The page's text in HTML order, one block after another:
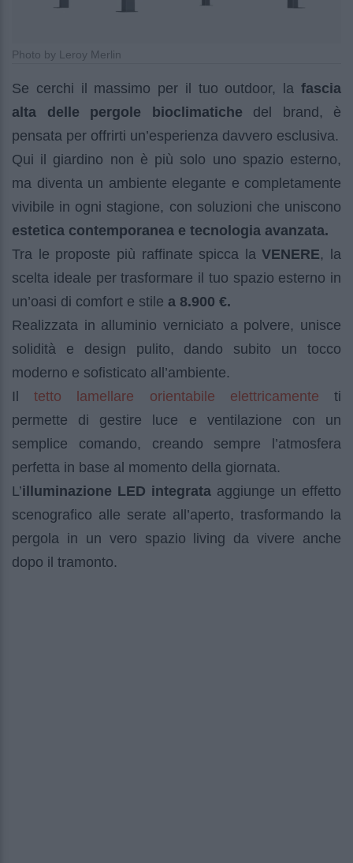
Photo by Leroy Merlin
Se cerchi il massimo per il tuo outdoor, la fascia
alta delle pergole bioclimatiche del brand, è
pensata per offrirti un’esperienza davvero esclusiva.
Qui il giardino non è più solo uno spazio esterno,
ma diventa un ambiente elegante e completamente
vivibile in ogni stagione, con soluzioni che uniscono
estetica contemporanea e tecnologia avanzata.
Tra le proposte più raffinate spicca laVENERE, la
scelta ideale per trasformare il tuo spazio esterno in
un’oasi di comfort e stile a 8.900 €.
Realizzata in alluminio verniciato a polvere, unisce
solidità e design pulito, dando subito un tocco
moderno e sofisticato all’ambiente.
Iltetto lamellare orientabile elettricamente ti
permette di gestire luce e ventilazione con un
semplice comando, creando sempre l’atmosfera
perfetta in base al momento della giornata.
L’illuminazione LED integrata aggiunge un effetto
scenografico alle serate all’aperto, trasformando la
pergola in un vero spazio living da vivere anche
dopo il tramonto.